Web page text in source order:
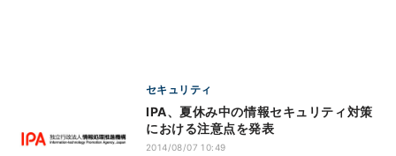
セキュリティ
IPA、夏休み中の情報セキュリティ対策
における注意点を発表
2014/08/07 10:49